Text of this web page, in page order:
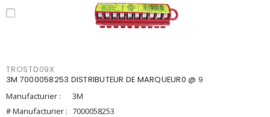
TROSTD09X
3M 7000058253 DISTRIBUTEUR DE MARQUEUR0 @ 9
Manufacturier :
3M
# Manufacturier : 7000058253